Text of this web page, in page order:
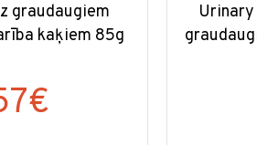
graudaugiem
kaķiem 85g